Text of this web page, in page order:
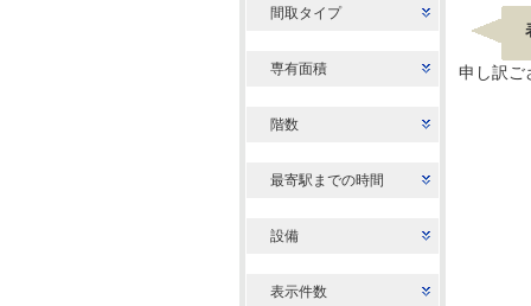
間取タイプ
専有面積
階数
最寄駅までの時間
設備
表示件数
申し訳ご